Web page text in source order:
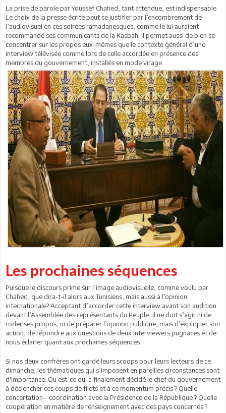
La prise de parole par Youssef Chahed, tant attendue, est indispensable.
Le choix de la presse écrite peut se justifier par l’encombrement de
l’audiovisuel en ces soirées ramadanesques, comme le lui auraient
recommandé ses communicants de la Kasbah. Il permet aussi de bien se
concentrer sur les propos eux-mêmes que le contexte général d’une
interview télévisée comme lors de celle accordée en présence des
membres du gouvernement, installés en mode virage.
Les prochaines séquences
Puisque le discours prime sur l’image audiovisuelle, comme voulu par
Chahed, que dira-t-il alors aux Tunisiens, mais aussi à l’opinion
internationale? Acceptant d’accorder cette interview avant son audition
devant l’Assemblée des représentants du Peuple, il ne doit s’agir ni de
roder ses propos, ni de préparer l’opinion publique, mais d’expliquer son
action, de répondre aux questions de deux interviewers pugnaces et de
nous éclairer quant aux prochaines séquences.
Si nos deux confrères ont gardé leurs scoops pour leurs lecteurs de ce
dimanche, les thématiques qui s’imposent en pareilles circonstances sont
d'importance. Qu’est-ce qui a finalement décidé le chef du gouvernement
à déclencher ces coups de filets et à ce momentum précis ? Quelle
concertation – coordination avec la Présidence de la République ? Quelle
coopération en matière de renseignement avec des pays concernés ?